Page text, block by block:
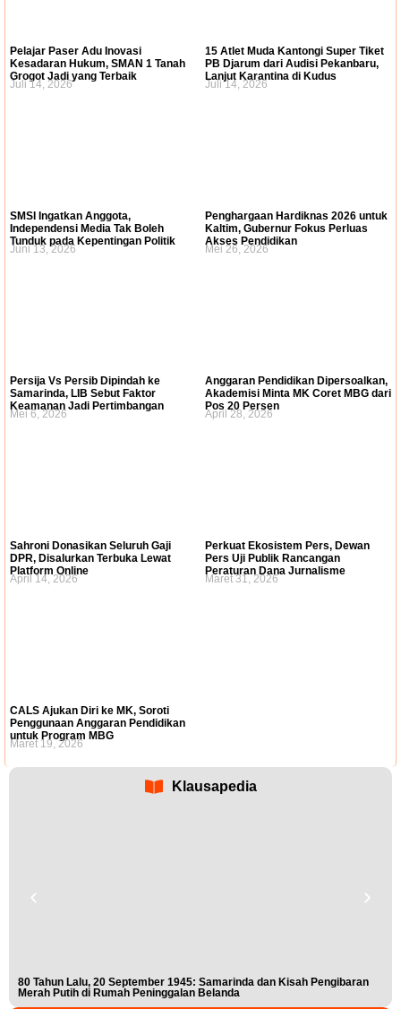
Pelajar Paser Adu Inovasi
Kesadaran Hukum, SMAN 1 Tanah
Grogot Jadi yang Terbaik
Juli 14, 2026
15 Atlet Muda Kantongi Super Tiket
PB Djarum dari Audisi Pekanbaru,
Lanjut Karantina di Kudus
Juli 14, 2026
SMSI Ingatkan Anggota,
Independensi Media Tak Boleh
Tunduk pada Kepentingan Politik
Juni 13, 2026
Penghargaan Hardiknas 2026 untuk
Kaltim, Gubernur Fokus Perluas
Akses Pendidikan
Mei 26, 2026
Persija Vs Persib Dipindah ke
Samarinda, LIB Sebut Faktor
Keamanan Jadi Pertimbangan
Mei 6, 2026
Anggaran Pendidikan Dipersoalkan,
Akademisi Minta MK Coret MBG dari
Pos 20 Persen
April 28, 2026
Sahroni Donasikan Seluruh Gaji
DPR, Disalurkan Terbuka Lewat
Platform Online
April 14, 2026
​Perkuat Ekosistem Pers, Dewan
Pers Uji Publik Rancangan
Peraturan Dana Jurnalisme
Maret 31, 2026
CALS Ajukan Diri ke MK, Soroti
Penggunaan Anggaran Pendidikan
untuk Program MBG
Maret 19, 2026
Klausapedia
80 Tahun Lalu, 20 September 1945: Samarinda dan Kisah Pengibaran
Merah Putih di Rumah Peninggalan Belanda